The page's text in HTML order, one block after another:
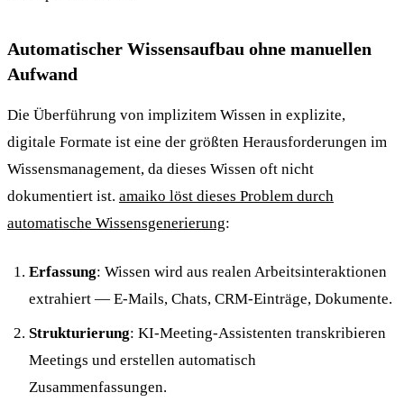
Automatischer Wissensaufbau ohne manuellen
Aufwand
Die Überführung von implizitem Wissen in explizite,
digitale Formate ist eine der größten Herausforderungen im
Wissensmanagement, da dieses Wissen oft nicht
dokumentiert ist. amaiko löst dieses Problem durch
automatische Wissensgenerierung:
Erfassung: Wissen wird aus realen Arbeitsinteraktionen
extrahiert — E-Mails, Chats, CRM-Einträge, Dokumente.
Strukturierung: KI-Meeting-Assistenten transkribieren
Meetings und erstellen automatisch
Zusammenfassungen.